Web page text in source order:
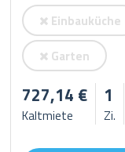
Einbauküche
Garten
727,14 €
Kaltmiete
1
Zi.